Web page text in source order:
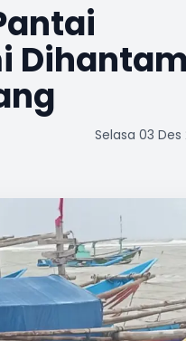
Dihantam
Selasa 03 Des